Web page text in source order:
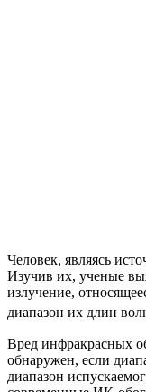
Человек, являясь
Изучив их, ученые
излучение,
диапазон их длин
Вред инфракрасных
обнаружен, если
диапазон